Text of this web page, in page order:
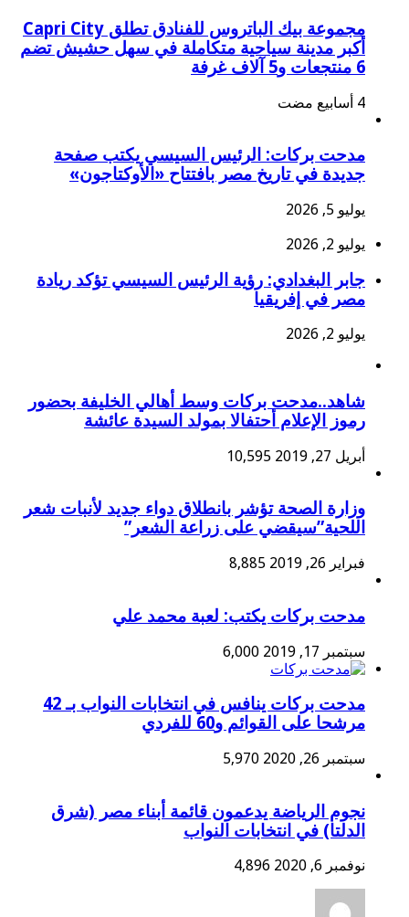
مجموعة بيك الباتروس للفنادق تطلق Capri City
أكبر مدينة سياحية متكاملة في سهل حشيش تضم
6 منتجعات و5 آلاف غرفة
مدحت بركات: الرئيس السيسي يكتب صفحة
جديدة في تاريخ مصر بافتتاح «الأوكتاجون»
يوليو 5, 2026
يوليو 2, 2026
جابر البغدادي: رؤية الرئيس السيسي تؤكد ريادة
مصر في إفريقيا
يوليو 2, 2026
شاهد..مدحت بركات وسط أهالي الخليفة بحضور
رموز الإعلام أحتفالا بمولد السيدة عائشة
أبريل 27, 2019 10,595
وزارة الصحة تؤشر بانطلاق دواء جديد لأنبات شعر
اللحية”سيقضي على زراعة الشعر”
فبراير 26, 2019 8,885
مدحت بركات يكتب: لعبة محمد علي
سبتمبر 17, 2019 6,000
مدحت بركات ينافس في انتخابات النواب بـ 42
مرشحا على القوائم و60 للفردي
سبتمبر 26, 2020 5,970
نجوم الرياضة يدعمون قائمة أبناء مصر (شرق
الدلتا) في انتخابات النواب
نوفمبر 6, 2020 4,896